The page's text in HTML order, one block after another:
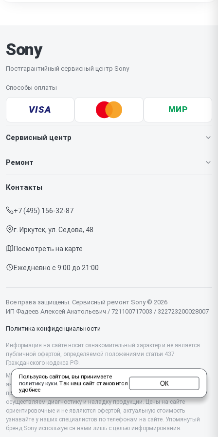
Sony
Постгарантийный сервисный центр Sony
Способы оплаты
VISA МИР
Сервисный центр
О нашем сервисе
Срочный ремонт
Доставка и способы оплаты
Диагностика
Контакты
Ремонт
Игровых приставок
Саундбаров
Планшетов
Проигрывателей винила
Домашних кинотеатров
Аудиосистем
Портативных консолей
Контакты
+7 (495) 156-32-87
г. Иркутск, ул. Седова, 48
Посмотреть на карте
Ежедневно с 9:00 до 21:00
Все права защищены. Сервисный ремонт Sony © 2026
ИП Фадеев Алексей Анатольевич / 721100717003 / 322723200028007
Политика конфиденциальности
Информация на сайте носит ознакомительный характер и не является
публичной офертой, определяемой положениями статьи 437
Гражданского кодекса РФ.
Мы специализируемся на обслуживании и ремонте техники Sony, но не
являемся их официальным представителем. Предоставляем
профессиональные услуги после истечения гарантии, а также
осуществляем диагностику и наладку продукции. Цены на сайте
ориентировочные и не являются офертой, актуальную стоимость
узнавайте у наших специалистов по телефонам на сайте. Упомянутый
бренд Sony используется нами лишь с целью информирования.
Пользуясь сайтом, вы принимаете
политику куки. Так наш сайт становится
удобнее
ОК